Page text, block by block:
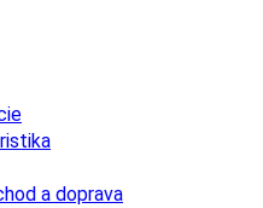
a doprava